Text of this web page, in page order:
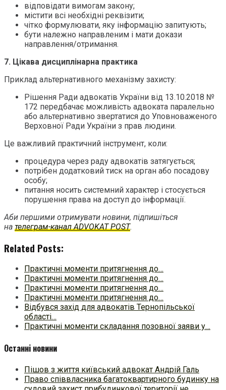
відповідати вимогам закону;
містити всі необхідні реквізити;
чітко формулювати, яку інформацію запитують;
бути належно направленим і мати докази
направлення/отримання.
7. Цікава дисциплінарна практика
Приклад альтернативного механізму захисту:
Рішення Ради адвокатів України від 13.10.2018 №
172 передбачає можливість адвоката паралельно
або альтернативно звертатися до Уповноваженого
Верховної Ради України з прав людини.
Це важливий практичний інструмент, коли:
процедура через раду адвокатів затягується;
потрібен додатковий тиск на орган або посадову
особу;
питання носить системний характер і стосується
порушення права на доступ до інформації.
Аби першими отримувати новини, підпишіться
на телеграм-канал ADVOKAT POST.
Related Posts:
Практичні моменти притягнення до…
Практичні моменти притягнення до…
Практичні моменти притягнення до…
Практичні моменти притягнення до…
Відбувся захід для адвокатів Тернопільської
області…
Практичні моменти складання позовної заяви у…
Останні новини
Пішов з життя київський адвокат Андрій Галь
Право співвласника багатоквартирного будинку на